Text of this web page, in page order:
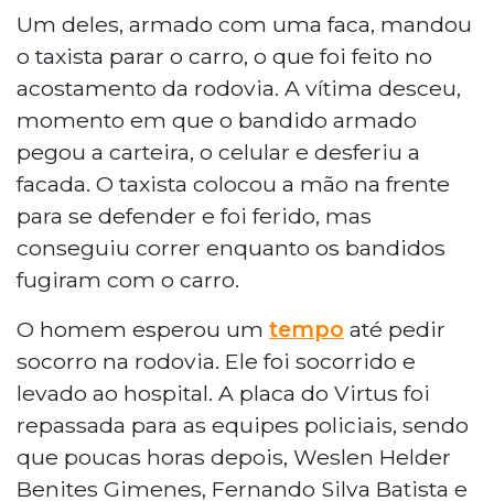
Um deles, armado com uma faca, mandou
o taxista parar o carro, o que foi feito no
acostamento da rodovia. A vítima desceu,
momento em que o bandido armado
pegou a carteira, o celular e desferiu a
facada. O taxista colocou a mão na frente
para se defender e foi ferido, mas
conseguiu correr enquanto os bandidos
fugiram com o carro.
O homem esperou um tempo até pedir
socorro na rodovia. Ele foi socorrido e
levado ao hospital. A placa do Virtus foi
repassada para as equipes policiais, sendo
que poucas horas depois, Weslen Helder
Benites Gimenes, Fernando Silva Batista e